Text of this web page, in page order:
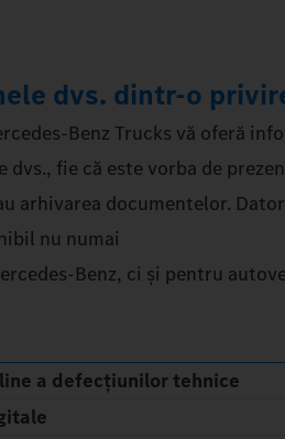
dvs. dintr-o
Trucks vă oferă
dvs., fie că este vorba de
arhivarea documentelor.
nu numai
ci și pentru
a defecțiunilor tehnice